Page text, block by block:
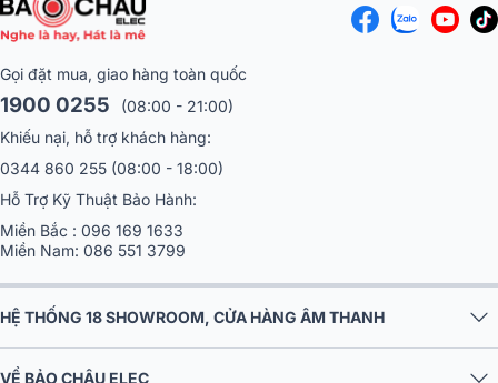
Gọi đặt mua, giao hàng toàn quốc
1900 0255
(08:00 - 21:00)
Khiếu nại, hỗ trợ khách hàng:
0344 860 255 (08:00 - 18:00)
Hỗ Trợ Kỹ Thuật Bảo Hành:
Miền Bắc : 096 169 1633
Miền Nam: 086 551 3799
HỆ THỐNG 18 SHOWROOM, CỬA HÀNG ÂM THANH
VỀ BẢO CHÂU ELEC